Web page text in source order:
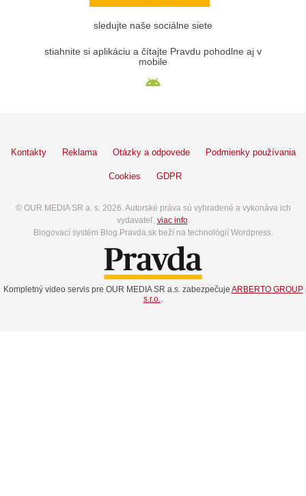
sledujte naše sociálne siete
stiahnite si aplikáciu a čítajte Pravdu pohodlne aj v
mobile
Kontakty Reklama Otázky a odpovede Podmienky používania
Cookies GDPR
© OUR MEDIA SR a. s. 2026. Autorské práva sú vyhradené a vykonáva ich
vydavateľ, viac info.
Blogovací systém Blog.Pravda.sk beží na technológií Wordpress.
Kompletný video servis pre OUR MEDIA SR a.s. zabezpečuje ARBERTO GROUP
s.r.o..